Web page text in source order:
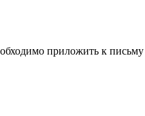
приложить к